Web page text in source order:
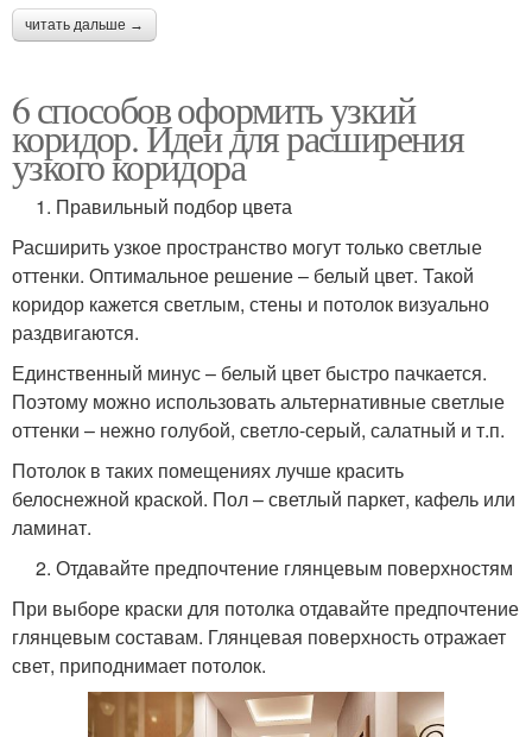
читать дальше →
6 способов оформить узкий
коридор. Идеи для расширения
узкого коридора
1. Правильный подбор цвета
Расширить узкое пространство могут только светлые
оттенки. Оптимальное решение – белый цвет. Такой
коридор кажется светлым, стены и потолок визуально
раздвигаются.
Единственный минус – белый цвет быстро пачкается.
Поэтому можно использовать альтернативные светлые
оттенки – нежно голубой, светло-серый, салатный и т.п.
Потолок в таких помещениях лучше красить
белоснежной краской. Пол – светлый паркет, кафель или
ламинат.
2. Отдавайте предпочтение глянцевым поверхностям
При выборе краски для потолка отдавайте предпочтение
глянцевым составам. Глянцевая поверхность отражает
свет, приподнимает потолок.